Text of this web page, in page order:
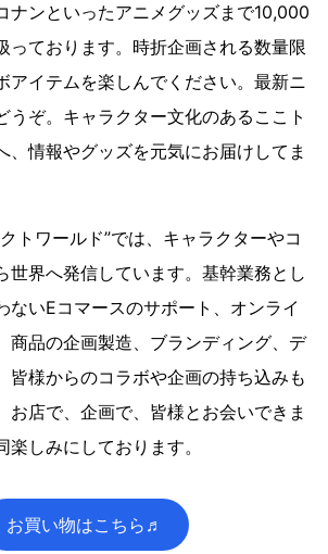
ナンといったアニメグッズまで10,000
っております。時折企画される数量限
アイテムを楽しんでください。最新ニ
うぞ。キャラクター文化のあるここト
、情報やグッズを元気にお届けしてま
トワールド”では、キャラクターやコ
世界へ発信しています。基幹業務とし
ないEコマースのサポート、オンライ
商品の企画製造、ブランディング、デ
皆様からのコラボや企画の持ち込みも
お店で、企画で、皆様とお会いできま
しみにしております。
お買い物はこちら♬